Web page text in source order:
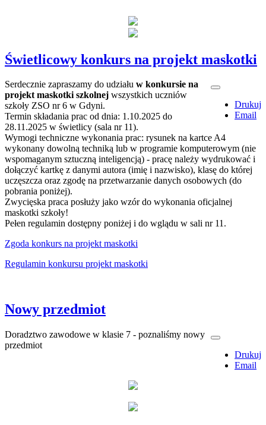
Świetlicowy konkurs na projekt maskotki
Drukuj
Email
Serdecznie zapraszamy do udziału w konkursie na
projekt maskotki szkolnej wszystkich uczniów
szkoły ZSO nr 6 w Gdyni.
Termin składania prac od dnia: 1.10.2025 do
28.11.2025 w świetlicy (sala nr 11).
Wymogi techniczne wykonania prac: rysunek na kartce A4
wykonany dowolną techniką lub w programie komputerowym (nie
wspomaganym sztuczną inteligencją) - pracę należy wydrukować i
dołączyć kartkę z danymi autora (imię i nazwisko), klasę do której
uczęszcza oraz zgodę na przetwarzanie danych osobowych (do
pobrania poniżej).
Zwycięska praca posłuży jako wzór do wykonania oficjalnej
maskotki szkoły!
Pełen regulamin dostępny poniżej i do wglądu w sali nr 11.
Zgoda konkurs na projekt maskotki
Regulamin konkursu projekt maskotki
Nowy przedmiot
Drukuj
Email
Doradztwo zawodowe w klasie 7 - poznaliśmy nowy
przedmiot